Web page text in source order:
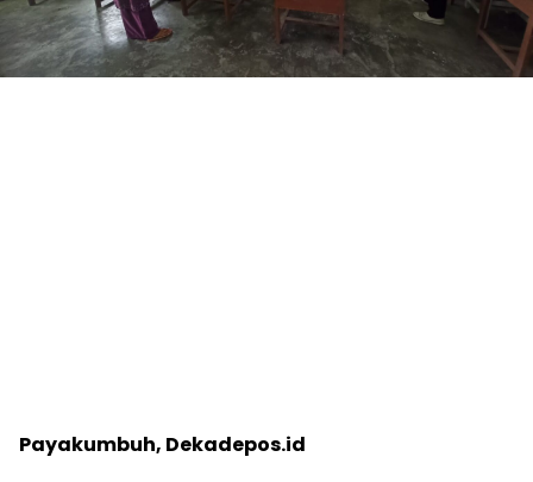
Payakumbuh, Dekadepos.id